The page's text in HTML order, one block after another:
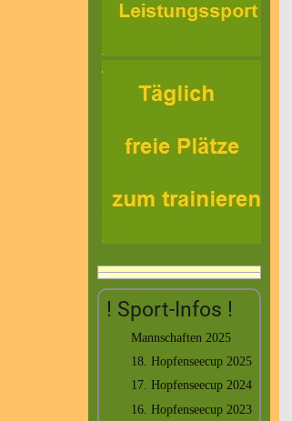
! Sport-Infos !
Mannschaften 2025
18. Hopfenseecup 2025
17. Hopfenseecup 2024
16. Hopfenseecup 2023